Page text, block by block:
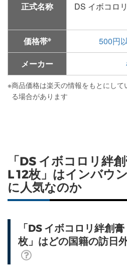
正式名称
DS イボコロ
価格帯※ 500円
メーカー
※商品価格は楽天の情報をもとにし
る場合があります
「DS イボコロリ絆
L 12枚」はインバウ
に人気なのか
「DS イボコロリ絆創
枚」はどの国籍の訪日